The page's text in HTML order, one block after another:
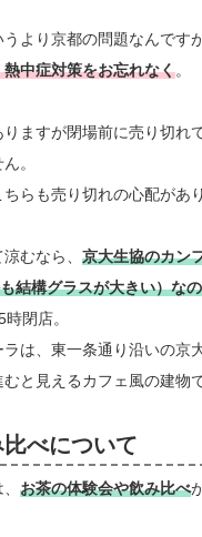
より京都の問題なんです
熱中症対策をお忘れなく。
ますが閉場前に売り切れ
。
らも売り切れの心配があ
むなら、 京大生協のカン
結構グラスが大きい）な
閉店。
は、東一条通り沿いの京
と見えるカフェ風の建物で
べについて
お茶の体験会や飲み比べ